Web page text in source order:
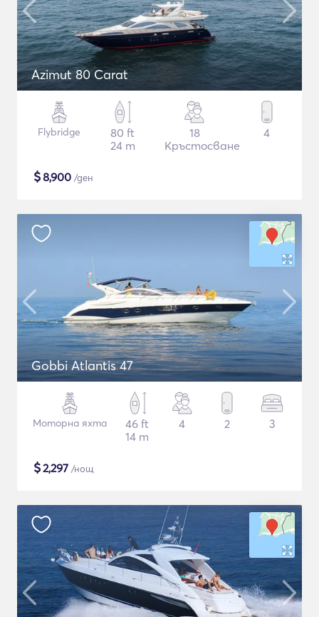
Azimut 80 Carat
Flybridge
80 ft
24 m
18
Кръстосване
4
$8,900 /ден
Gobbi Atlantis 47
Моторна яхта
46 ft
14 m
4 2 3
$2,297 /нощ